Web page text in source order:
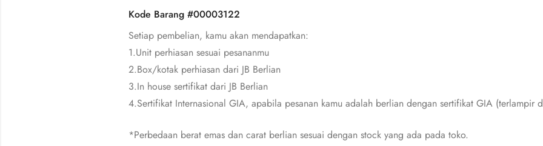
Kode Barang #00003122
Setiap pembelian, kamu akan mendapatkan:
1.Unit perhiasan sesuai pesananmu
2.Box/kotak perhiasan dari JB Berlian
3.In house sertifikat dari JB Berlian
4.Sertifikat Internasional GIA, apabila pesanan kamu adalah berlian dengan sertifikat GIA (terlampir
*Perbedaan berat emas dan carat berlian sesuai dengan stock yang ada pada toko.